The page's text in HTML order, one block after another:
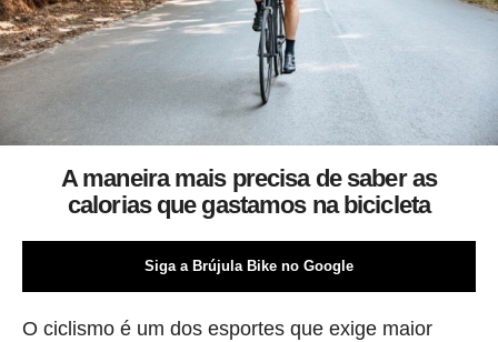
A maneira mais precisa de saber as
calorias que gastamos na bicicleta
Siga a Brújula Bike no Google
O ciclismo é um dos esportes que exige maior